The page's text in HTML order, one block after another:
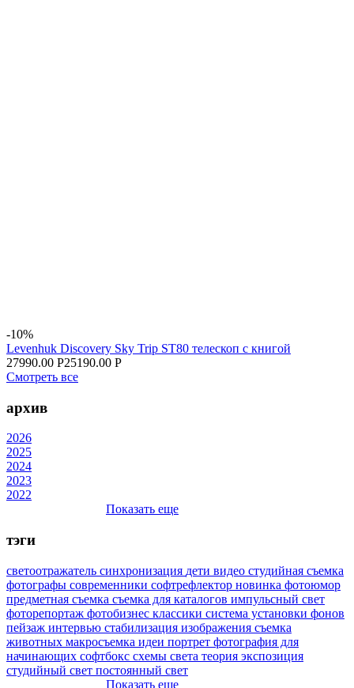
-10%
Levenhuk Discovery Sky Trip ST80 телескоп с книгой
27990.00 Р25190.00 Р
Смотреть все
архив
2026
2025
2024
2023
2022
Показать еще
тэги
светоотражатель синхронизация дети видео студийная съемка
фотографы современники софтрефлектор новинка фотоюмор
предметная съемка съемка для каталогов импульсный свет
фоторепортаж фотобизнес классики система установки фонов
пейзаж интервью стабилизация изображения съемка
животных макросъемка идеи портрет фотография для
начинающих софтбокс схемы света теория экспозиция
студийный свет постоянный свет
Показать еще